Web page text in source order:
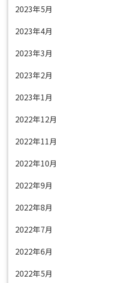
2023年5月
2023年4月
2023年3月
2023年2月
2023年1月
2022年12月
2022年11月
2022年10月
2022年9月
2022年8月
2022年7月
2022年6月
2022年5月